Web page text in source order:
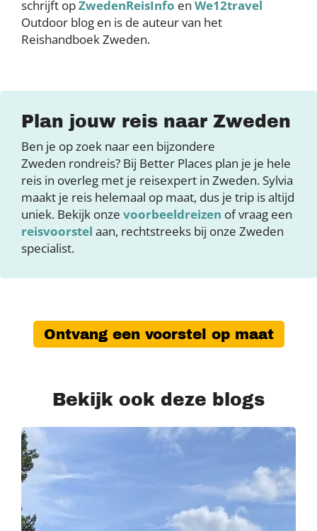
schrijft opZwedenReisInfo en We12travel
Outdoor blog en is de auteur van het
Reishandboek Zweden.
Plan jouw reis naar Zweden
Ben je op zoek naar een bijzondere
Zweden rondreis? Bij Better Places plan je je hele
reis in overleg met je reisexpert in Zweden. Sylvia
maakt je reis helemaal op maat, dus je trip is altijd
uniek. Bekijk onze voorbeeldreizen of vraag een
reisvoorstel aan, rechtstreeks bij onze Zweden
specialist.
Ontvang een voorstel op maat
Bekijk ook deze blogs